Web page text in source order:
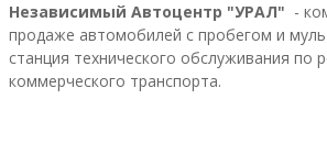
Независимый Автоцентр "УРАЛ" -
продаже автомобилей с пробегом и
станция технического обслуживания по
коммерческого транспорта.